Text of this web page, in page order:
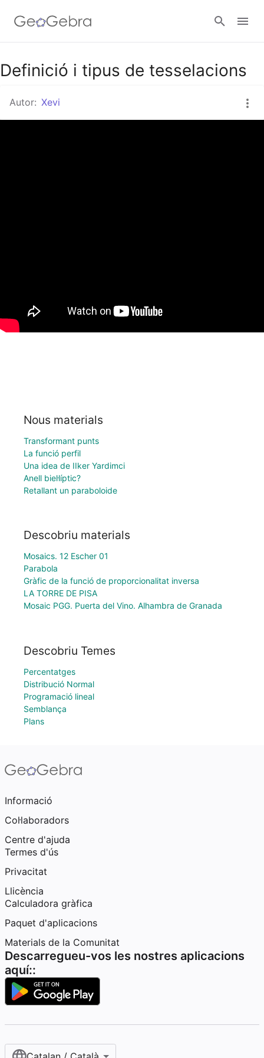
Valideu-vos
Definició i tipus de tesselacions
Autor: Xevi
Nous materials
Transformant punts
La funció perfil
Una idea de IIker Yardimci
Anell biel·líptic?
Retallant un paraboloide
Descobriu materials
Mosaics. 12 Escher 01
Parabola
Gràfic de la funció de proporcionalitat inversa
LA TORRE DE PISA
Mosaic PGG. Puerta del Vino. Alhambra de Granada
Descobriu Temes
Percentatges
Distribució Normal
Programació lineal
Semblança
Plans
Informació
Col·laboradors
Centre d'ajuda
Termes d'ús
Privacitat
Llicència
Calculadora gràfica
Paquet d'aplicacions
Materials de la Comunitat
Descarregueu-vos les nostres aplicacions
aquí::